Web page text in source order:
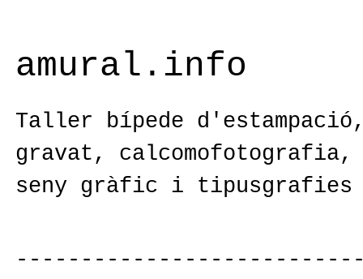
amural.info
Taller bípede
gravat,
seny gràfic i tipusgrafies